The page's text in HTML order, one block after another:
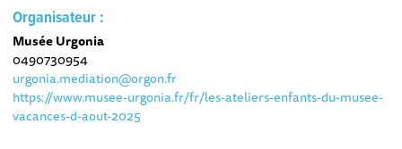
Organisateur :
Musée Urgonia
0490730954
urgonia.mediation@orgon.fr
https://www.musee-urgonia.fr/fr/les-ateliers-enfants-du-musee-
vacances-d-aout-2025